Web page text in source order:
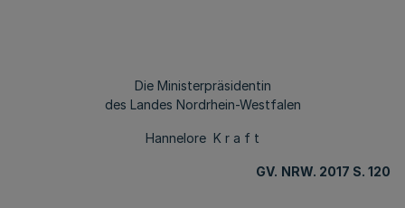
Die Ministerpräsidentin
des Landes Nordrhein-Westfalen
Hannelore K r a f t
GV. NRW. 2017 S. 120